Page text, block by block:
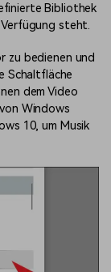
Bibliothek
steht.
zu bedienen und
Schaltfläche
dem Video
Windows
10, um Musik